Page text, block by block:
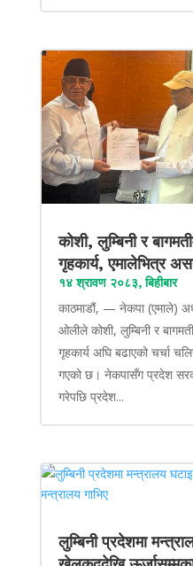
कोशी, लुम्बिनी र
गृहकार्य, एमालेभित्र
१४ श्रावण २०८३, बिहीबार
काठमाडौं, — नेकपा (एमाले)
ओलीले कोशी, लुम्बिनी र
गृहकार्य अघि बढाएको चर्चा
गएको छ। नेकपासँग प्रदेश
गरेपछि प्रदेश...
लुम्बिनी प्रदेशमा